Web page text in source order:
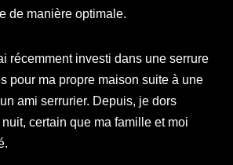
de manière optimale.
récemment investi dans une serrure
pour ma propre maison suite à une
ami serrurier. Depuis, je dors
certain que ma famille et moi